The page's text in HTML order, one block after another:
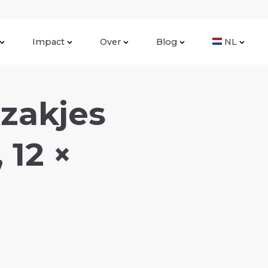
Impact Over Blog NL
×